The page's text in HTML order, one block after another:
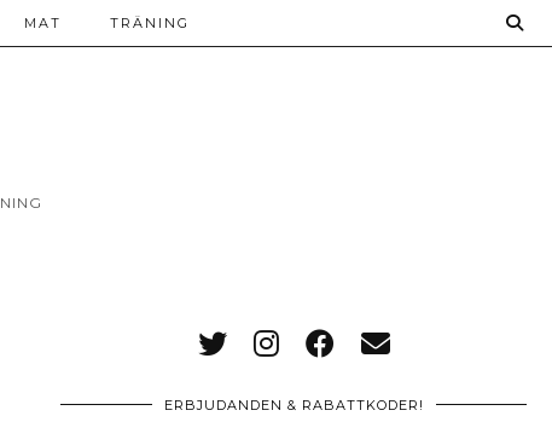
MAT TRÄNING
ERBJUDANDEN & RABATTKODER!